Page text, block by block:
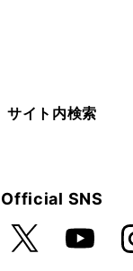
サイト内検索
Official SNS
YouTube
m